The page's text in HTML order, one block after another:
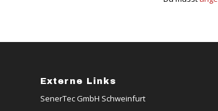
Externe Links
SenerTec GmbH Schweinfurt